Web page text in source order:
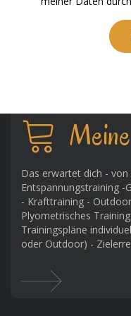
Das erwartet dich - von
Entspannungstraining
- Krafttraining -
Plyometrisches
Trainingspläne
oder Outdoor) -